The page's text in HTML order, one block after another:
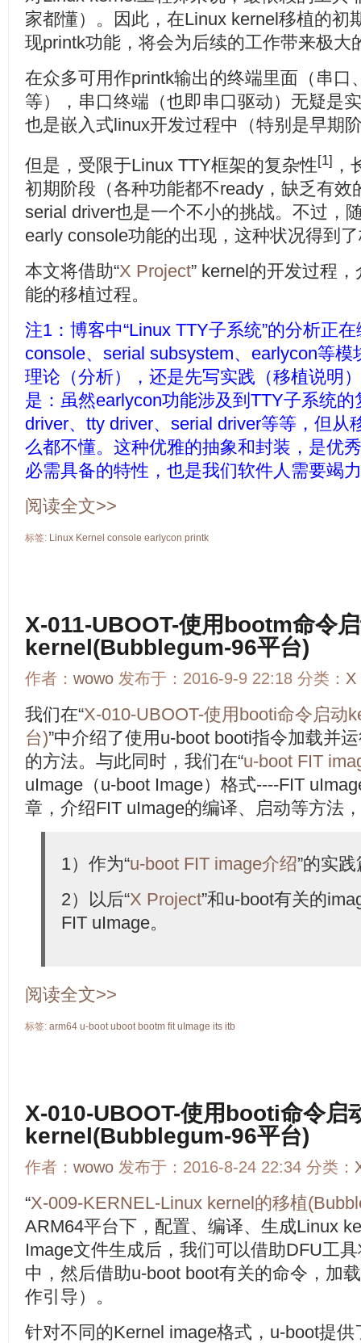
家都懂）。因此，在Linux kernel移植的初
现printk功能，将会为后续的工作带来极大
在众多可用作printk输出的终端里面（串口
等），串口终端（也即串口驱动）无疑是
也是嵌入式linux开发过程中（特别是早期
但是，受限于Linux TTY框架的复杂性[1]
初期阶段（各种功能都不ready，缺乏有效
serial driver也是一个不小的挑战。不过，
early console功能的出现，这种状况得到
本文将借助“X Project” kernel的开发过程
能的移植过程。
注1：博客中“Linux TTY子系统”的分析正
console、serial subsystem、earlycon等
理论（分析），还是先写实践（移植说明
是：虽然earlycon功能涉及到TTY子系统
driver、tty driver、serial driver等等，但从
么都不懂。这种优雅的抽象和封装，是优
必需具备的特性，也是我们软件人需要竭
阅读全文>>
标签: Linux Kernel console earlycon printk
X-011-UBOOT-使用bootm命令
kernel(Bubblegum-96平台)
作者： wowo 发布于：2016-9-9 22:18 分类： X
我们在“X-010-UBOOT-使用booti命令启动
台)”中介绍了使用u-boot booti指令加载并
的方法。与此同时，我们在“u-boot FIT
uImage（u-boot Image）格式----FIT
章，介绍FIT uImage的编译、启动等方法
1）作为“u-boot FIT image介绍”的实
2）以后“X Project”和u-boot有关的
FIT uImage。
阅读全文>>
标签: arm64 u-boot uboot bootm fit uImage its itb
X-010-UBOOT-使用booti命令启
kernel(Bubblegum-96平台)
作者： wowo 发布于：2016-8-24 22:34 分类：
“X-009-KERNEL-Linux kernel的移植
ARM64平台下，配置、编译、生成Linux
Image文件生成后，我们可以借助DFU工
中，然后借助u-boot boot有关的命令，加
作引导）。
针对不同的Kernel image格式，u-boot提